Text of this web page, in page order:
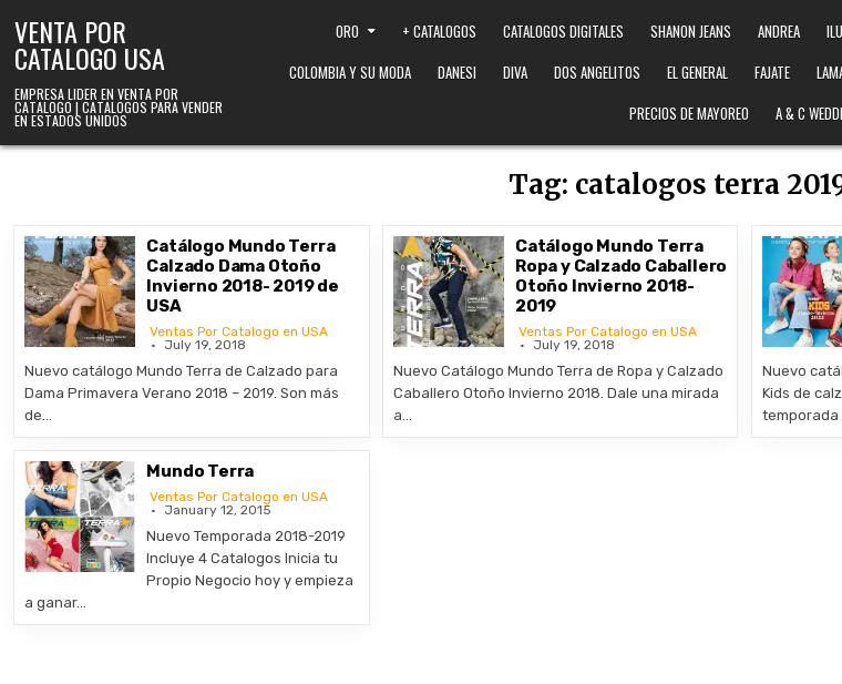
VENTA POR
CATALOGO USA
EMPRESA LIDER EN VENTA POR
CATALOGO | CATALOGOS PARA VENDER
EN ESTADOS UNIDOS
ORO + CATALOGOS CATALOGOS DIGITALES SHANON JEANS ANDREA
COLOMBIA Y SU MODA
DANESI DIVA DOS ANGELITOS EL GENERAL FAJATE
PRECIOS DE MAYOREO
A & C
Tag: catalogos terra
Catálogo Mundo Terra
Calzado Dama Otoño
Invierno 2018- 2019 de
USA
Ventas Por Catalogo en USA
July 19, 2018
Nuevo catálogo Mundo Terra de Calzado para
Dama Primavera Verano 2018 – 2019. Son más
de…
Catálogo Mundo Terra
Ropa y Calzado Caballero
Otoño Invierno 2018-
2019
Ventas Por Catalogo en USA
July 19, 2018
Nuevo Catálogo Mundo Terra de Ropa y Calzado
Caballero Otoño Invierno 2018. Dale una mirada
a…
Nuevo
Kids de
temporada
Mundo Terra
Ventas Por Catalogo en USA
January 12, 2015
Nuevo Temporada 2018-2019
Incluye 4 Catalogos Inicia tu
Propio Negocio hoy y empieza
a ganar…